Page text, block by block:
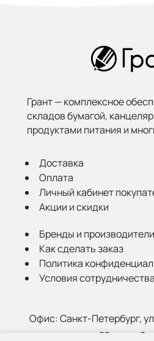
Грант — комплексное
складов бумагой,
продуктами питания и
Доставка
Оплата
Личный кабинет
Акции и скидки
Бренды и производители
Как сделать заказ
Политика
Условия сотрудничества
Офис:Санкт-Петербург,
22, корп. 2,